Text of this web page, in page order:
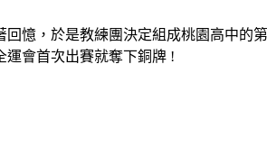
憶，於是教練團決定組成桃園高中的
運會首次出賽就奪下銅牌 !